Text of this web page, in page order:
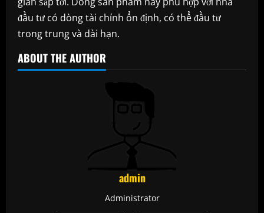
đầu tư có dòng tài chính ổn định, có thể đầu tư
trong trung và dài hạn.
ABOUT THE AUTHOR
admin
Administrator